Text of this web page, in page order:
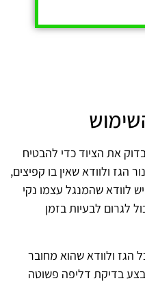
את הציוד כדי להבטיח
הגז ולוודא שאין בו קפיצים,
לוודא שהמנגל עצמו נקי
לגרום לבעיות בזמן
הגז ולוודא שהוא מחובר
בדיקת דליפה פשוטה